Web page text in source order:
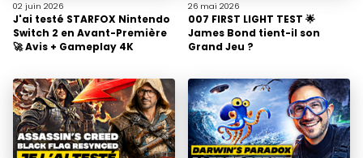
02 juin 2026
J'ai testé STARFOX Nintendo
Switch 2 en Avant-Première
🚀 Avis + Gameplay 4K
26 mai 2026
007 FIRST LIGHT TEST 🌟
James Bond tient-il son
Grand Jeu ?